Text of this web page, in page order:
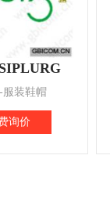
服装鞋帽
询价